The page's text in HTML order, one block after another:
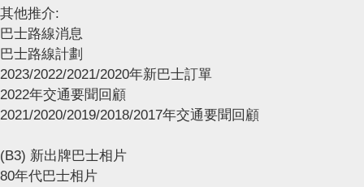
其他推介:
巴士路線消息
巴士路線計劃
2023/2022/2021/2020年新巴士訂單
2022年交通要聞回顧
2021/2020/2019/2018/2017年交通要聞回顧
(B3) 新出牌巴士相片
80年代巴士相片